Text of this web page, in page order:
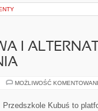
I
MOŻLIWOŚĆ
Przedszkole Kubuś to